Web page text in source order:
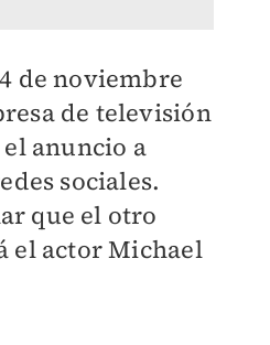
de noviembre
de televisión
anuncio a
sociales.
que el otro
el actor Michael